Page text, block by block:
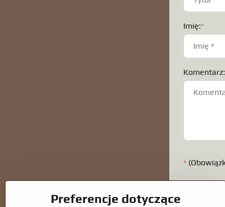
Imię:*
Komentarz:
*
Preferencje dotyczące